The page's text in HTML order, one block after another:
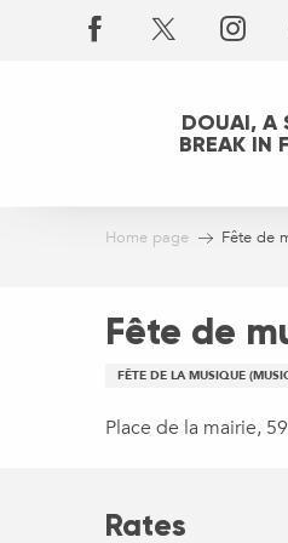
DOUAI, A
BREAK IN
Home page Fête de
Fête de
FÊTE DE LA MUSIQUE
Place de la mairie,
Rates